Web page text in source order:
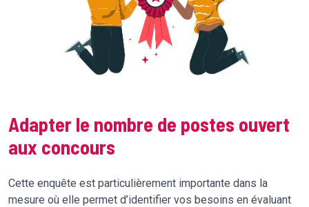
Adapter le nombre de postes ouvert
aux concours
Cette enquête est particulièrement importante dans la
mesure où elle permet d’identifier vos besoins en évaluant